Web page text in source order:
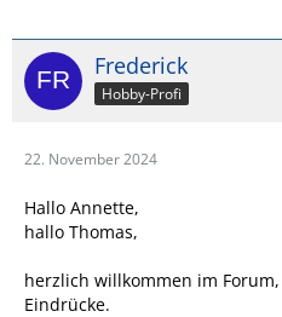
Frederick
Hobby-Profi
22. November 2024
Hallo Annette,
hallo Thomas,
herzlich willkommen im
Eindrücke.